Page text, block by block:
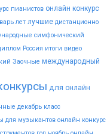
пианистов онлайн конкурс
лет лучшие дистанционно
симфонический
Россия итоги видео
Заочные международный
для онлайн
декабрь класс
для музыкантов онлайн конкурс